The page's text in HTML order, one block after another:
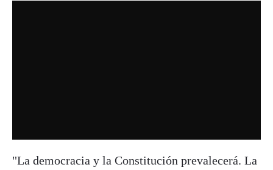
"La democracia y la Constitución prevalecerá. La